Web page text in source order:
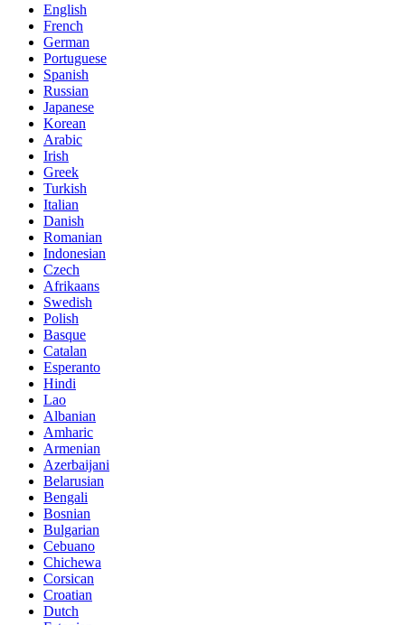
English
French
German
Portuguese
Spanish
Russian
Japanese
Korean
Arabic
Irish
Greek
Turkish
Italian
Danish
Romanian
Indonesian
Czech
Afrikaans
Swedish
Polish
Basque
Catalan
Esperanto
Hindi
Lao
Albanian
Amharic
Armenian
Azerbaijani
Belarusian
Bengali
Bosnian
Bulgarian
Cebuano
Chichewa
Corsican
Croatian
Dutch